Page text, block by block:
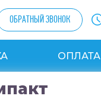
ОБРАТНЫЙ ЗВОНОК
ОПЛАТА